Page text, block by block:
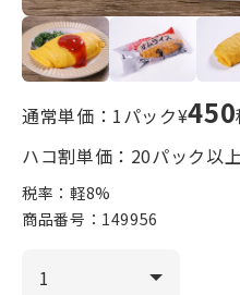
通常単価：1パック¥450
ハコ割単価：20パック以
税率：軽8%
商品番号： 149956